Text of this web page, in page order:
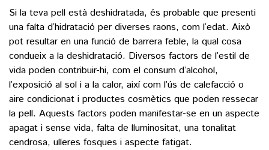
VEURE TOTES
HOQUEI PATINS
MOTOR
VEURE TOTES
ARTS ESCÈNIQUES
CULTURA POPULAR
LLIBRES
CALAIX
VEURE TOTES
SUPLEMENTS
FOTOGALERIES
9MAGAZÍN
AGENDA
BLOGOSFERA
Si la teva pell està deshidratada, és probable que presenti
una falta d’hidratació per diverses raons, com l’edat. Això
pot resultar en una funció de barrera feble, la qual cosa
condueix a la deshidratació. Diversos factors de l’estil de
vida poden contribuir-hi, com el consum d’alcohol,
l’exposició al sol i a la calor, així com l’ús de calefacció o
aire condicionat i productes cosmètics que poden ressecar
la pell. Aquests factors poden manifestar-se en un aspecte
apagat i sense vida, falta de lluminositat, una tonalitat
cendrosa, ulleres fosques i aspecte fatigat.